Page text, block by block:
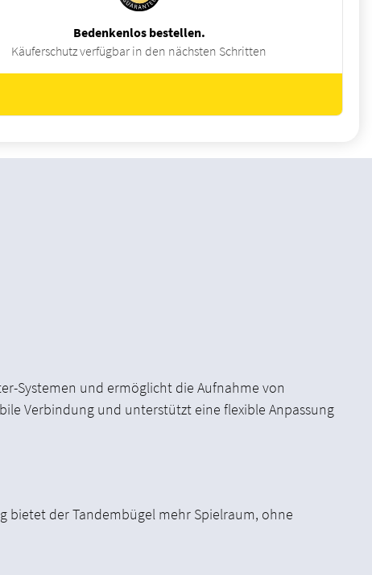
Systemen und ermöglicht die Aufnahme von
Verbindung und unterstützt eine flexible Anpassung
bietet der Tandembügel mehr Spielraum, ohne